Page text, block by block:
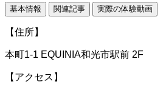
基本情報 関連記事 実際の体験動画
【住所】
本町1-1 EQUINIA和光市駅前 2F
【アクセス】